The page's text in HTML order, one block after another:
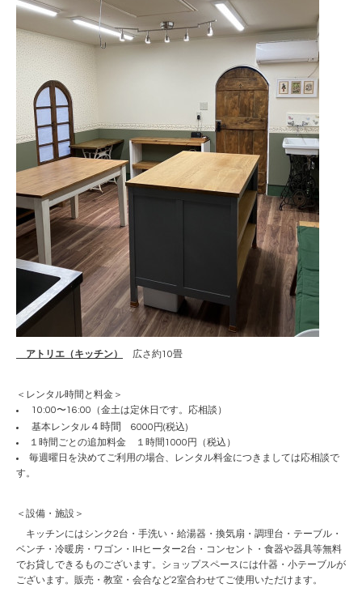
アトリエ（キッチン） 広さ約10畳
＜レンタル時間と料金＞
10:00〜16:00（金土は定休日です。応相談）
基本レンタル ４時間
6000円(税込)
１時間ごとの追加料金 １時間1000円（税込）
毎週曜日を決めてご利用の場合、レンタル料金につきましては応相談で
す。
＜設備・施設＞
キッチンにはシンク2台・手洗い・給湯器・換気扇・調理台・テーブル・
ベンチ・冷暖房・ワゴン・IHヒーター2台・コンセント・食器や器具等無料
でお貸しできるものございます。ショップスペースには什器・小テーブルが
ございます。販売・教室・会合など2室合わせてご使用いただけます。